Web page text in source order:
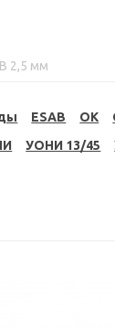
2,5 мм
ESAB OK
УОНИ 13/45